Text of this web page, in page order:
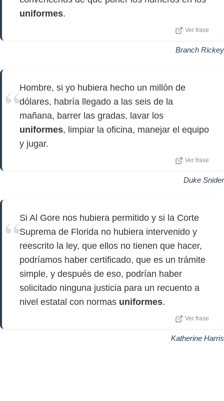
uniformes.
Ver frase
Branch Rickey
Hombre, si yo hubiera hecho un millón de
dólares, habría llegado a las seis de la
mañana, barrer las gradas, lavar los
uniformes, limpiar la oficina, manejar el equipo
y jugar.
Ver frase
Duke Snider
Si Al Gore nos hubiera permitido y si la Corte
Suprema de Florida no hubiera intervenido y
reescrito la ley, que ellos no tienen que hacer,
podríamos haber certificado, que es un trámite
simple, y después de eso, podrían haber
solicitado ninguna justicia para un recuento a
nivel estatal con normas uniformes.
Ver frase
Katherine Harris